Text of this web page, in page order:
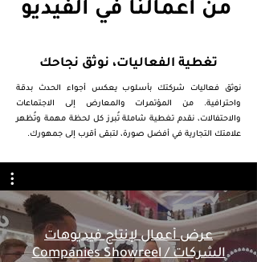
من أعمالنا في الفيديو
تغطية الفعاليات، نوثق نجاحك
نوثق فعاليات شركتك بأسلوب يعكس أجواء الحدث بدقة
واحترافية. من المؤتمرات والمعارض إلى الاجتماعات
والاحتفالات، نقدم تغطية شاملة تُبرز كل لحظة مهمة وتُظهر
علامتك التجارية في أفضل صورة، لتبقى أقرب إلى جمهورك.
عرض أعمال لإنتاج فيديوهات
الشركات / Companies Showreel